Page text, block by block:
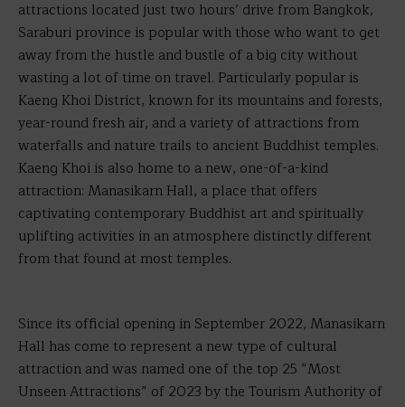
attractions located just two hours’ drive from Bangkok,
Saraburi province is popular with those who want to get
away from the hustle and bustle of a big city without
wasting a lot of time on travel. Particularly popular is
Kaeng Khoi District, known for its mountains and forests,
year-round fresh air, and a variety of attractions from
waterfalls and nature trails to ancient Buddhist temples.
Kaeng Khoi is also home to a new, one-of-a-kind
attraction: Manasikarn Hall, a place that offers
captivating contemporary Buddhist art and spiritually
uplifting activities in an atmosphere distinctly different
from that found at most temples.
Since its official opening in September 2022, Manasikarn
Hall has come to represent a new type of cultural
attraction and was named one of the top 25 “Most
Unseen Attractions” of 2023 by the Tourism Authority of